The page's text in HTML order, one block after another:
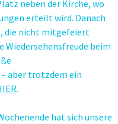
neben der Kirche, wo
erteilt wird. Danach
die nicht mitgefeiert
beim
aber trotzdem ein
.
hat sich unsere